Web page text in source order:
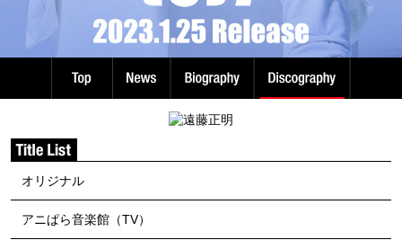
オリジナル
アニぱら音楽館（TV）